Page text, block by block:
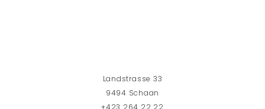
Landstrasse 33
9494 Schaan
+423 264 22 22